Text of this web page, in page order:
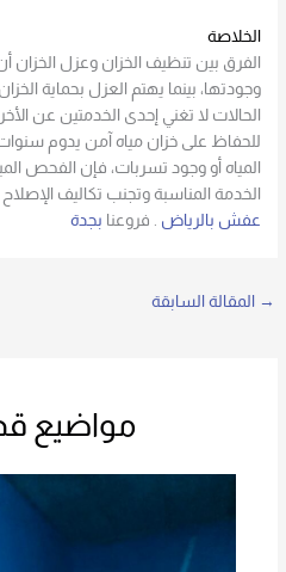
الخلاصة
الفرق بين تنظيف الخزان وعزل الخزان
وجودتها، بينما يهتم العزل بحماية
الحالات لا تغني إحدى الخدمتين عن
للحفاظ على خزان مياه آمن يدوم
المياه أو وجود تسربات، فإن الفحص
الخدمة المناسبة وتجنب تكاليف الإصلاح
عفش بالرياض . فروعنا بجدة
→ المقالة السابقة
مواضيع